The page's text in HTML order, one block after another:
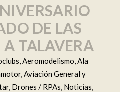
DE LAS
TALAVERA
,Aeromodelismo,Ala
,Aviación General y
, Drones / RPAs, Noticias,